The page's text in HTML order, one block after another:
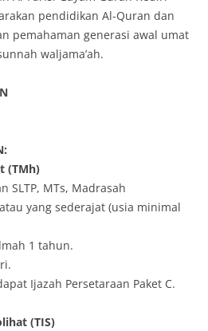
pendidikan Al-Quran dan
pemahaman generasi awal umat
waljama’ah.
(TMh)
SLTP, MTs, Madrasah
yang sederajat (usia minimal
1 tahun.
Ijazah Persetaraan Paket C.
(TIS)